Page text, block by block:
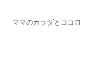
ママのカラダとココロ